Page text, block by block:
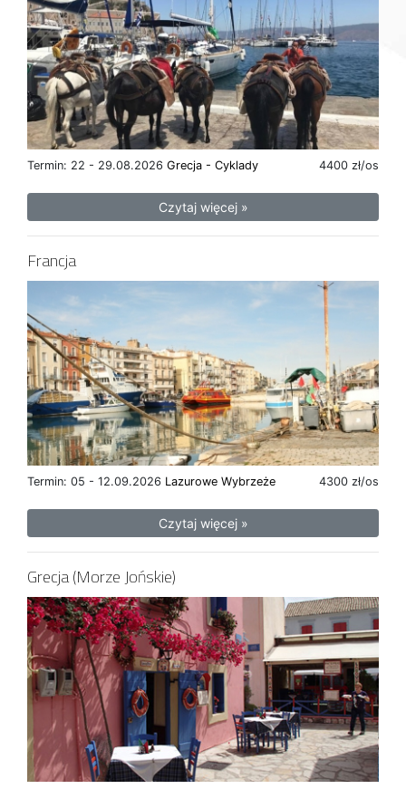
Termin: 22 - 29.08.2026 4400 zł/os
Grecja - Cyklady
Czytaj więcej »
Francja
Termin: 05 - 12.09.2026 4300 zł/os
Lazurowe Wybrzeże
Czytaj więcej »
Grecja (Morze Jońskie)